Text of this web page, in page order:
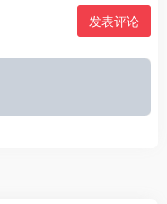
发表评论